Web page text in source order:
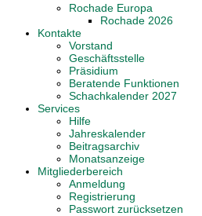
Rochade Europa
Rochade 2026
Kontakte
Vorstand
Geschäftsstelle
Präsidium
Beratende Funktionen
Schachkalender 2027
Services
Hilfe
Jahreskalender
Beitragsarchiv
Monatsanzeige
Mitgliederbereich
Anmeldung
Registrierung
Passwort zurücksetzen